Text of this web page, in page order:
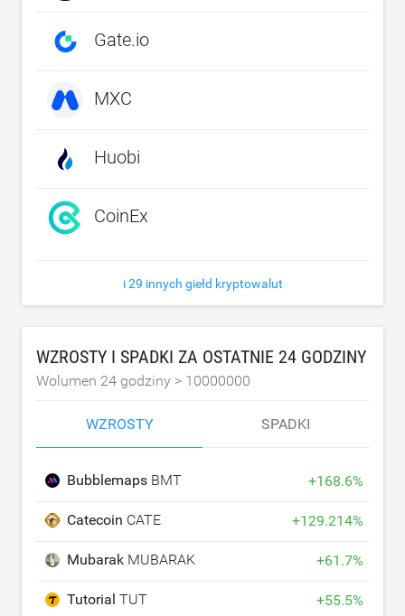
Gate.io
MXC
Huobi
CoinEx
i 29 innych giełd kryptowalut
WZROSTY I SPADKI ZA OSTATNIE 24 GODZINY
Wolumen 24 godziny > 10000000
WZROSTY SPADKI
Bubblemaps BMT +168.6%
Catecoin CATE +129.214%
Mubarak MUBARAK +61.7%
Tutorial TUT +55.5%